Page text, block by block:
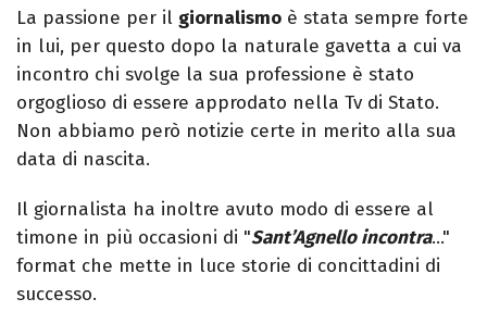
La passione per il giornalismo è stata sempre forte
in lui, per questo dopo la naturale gavetta a cui va
incontro chi svolge la sua professione è stato
orgoglioso di essere approdato nella Tv di Stato.
Non abbiamo però notizie certe in merito alla sua
data di nascita.
Il giornalista ha inoltre avuto modo di essere al
timone in più occasioni di "Sant’Agnello incontra…"
format che mette in luce storie di concittadini di
successo.